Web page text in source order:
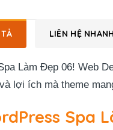
LIÊN HỆ NHANH
Làm Đẹp 06! Web
lợi ích mà theme
Spa